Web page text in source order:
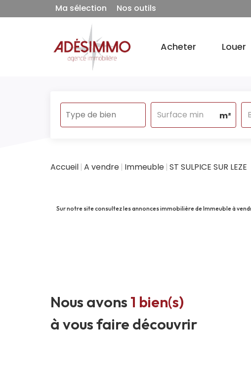
Ma sélection Nos outils
Acheter Louer
m²
Accueil A vendre Immeuble ST SULPICE SUR LEZE
Sur notre site consultez les annonces immobilière de Immeuble à
Nous avons 1 bien(s)
à vous faire découvrir